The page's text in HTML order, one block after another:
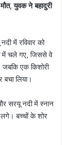
युवक ने बहादुरी
में रविवार को
में चले गए, जिससे वे
एक किशोरी
लिया।
सरयू नदी में स्नान
बच्चों के शोर